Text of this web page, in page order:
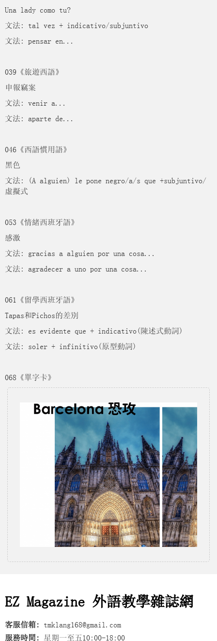
Una lady como tu?
文法: tal vez + indicativo/subjuntivo
文法: pensar en...
039《旅遊西語》
申報竊案
文法: venir a...
文法: aparte de...
046《西語慣用語》
黑色
文法: (A alguien) le pone negro/a/s que +subjuntivo/
虛擬式
053《情緒西班牙語》
感激
文法: gracias a alguien por una cosa...
文法: agradecer a uno por una cosa...
061《留學西班牙語》
Tapas和Pichos的差別
文法: es evidente que + indicativo(陳述式動詞)
文法: soler + infinitivo(原型動詞)
068《單字卡》
EZ Magazine 外語教學雜誌網
客服信箱: tmklang168@gmail.com
服務時間: 星期一至五10:00-18:00